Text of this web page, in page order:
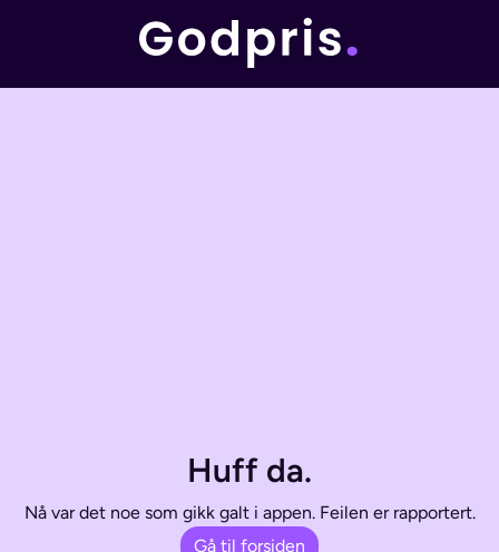
Huff da.
Nå var det noe som gikk galt i appen. Feilen er rapportert.
Gå til forsiden